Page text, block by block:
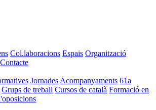
Col.laboracions Espais Organització
Contacte
Jornades Acompanyaments 61a
Grups de treball Cursos de català Formació en